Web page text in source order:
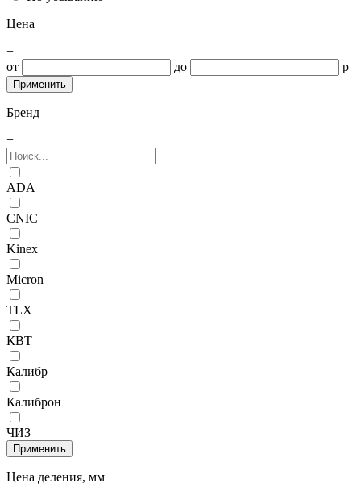
Цена
+
от
до р
Бренд
+
ADA
CNIC
Kinex
Micron
TLX
КВТ
Калибр
Калиброн
ЧИЗ
Цена деления, мм